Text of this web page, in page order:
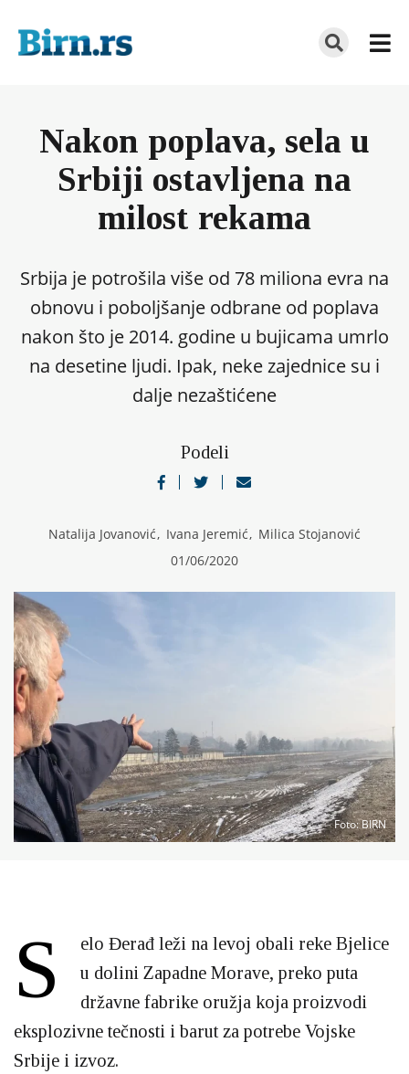
Nakon poplava, sela u
Srbiji ostavljena na
milost rekama
Srbija je potrošila više od 78 miliona evra na
obnovu i poboljšanje odbrane od poplava
nakon što je 2014. godine u bujicama umrlo
na desetine ljudi. Ipak, neke zajednice su i
dalje nezaštićene
Podeli
Natalija Jovanović, Ivana Jeremić, Milica Stojanović
01/06/2020
Foto: BIRN
S
elo Đerađ leži na levoj obali reke Bjelice
u dolini Zapadne Morave, preko puta
državne fabrike oružja koja proizvodi
eksplozivne tečnosti i barut za potrebe Vojske
Srbije i izvoz.